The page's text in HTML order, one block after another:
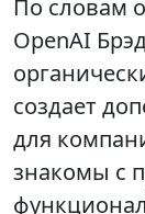
По словам
OpenAI
создает
для
знакомы с